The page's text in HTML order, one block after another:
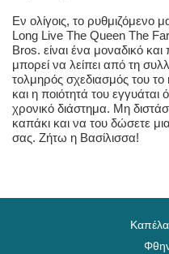
Εν ολίγοις, το
Long Live The Queen The
Bros. είναι ένα μοναδικό
μπορεί να λείπει από τη
τολμηρός σχεδιασμός του το
και η ποιότητά του
χρονικό διάστημα. Μη
καπάκι και να του δώσετε
σας. Ζήτω η Βασίλισσα!
Καπέλα